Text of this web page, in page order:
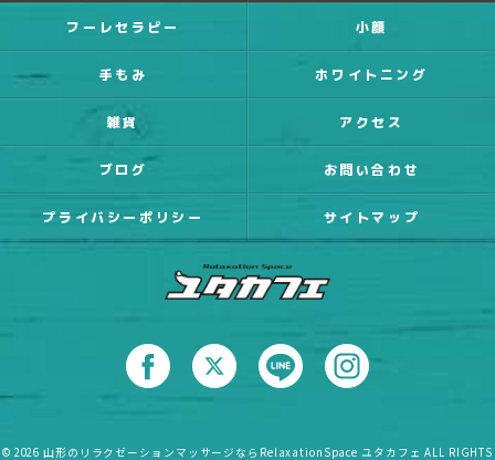
フーレセラピー 小顔
手もみ ホワイトニング
雑貨 アクセス
ブログ お問い合わせ
プライバシーポリシー サイトマップ
© 2026 山形のリラクゼーションマッサージならRelaxationSpace ユタカフェ ALL RIGHTS